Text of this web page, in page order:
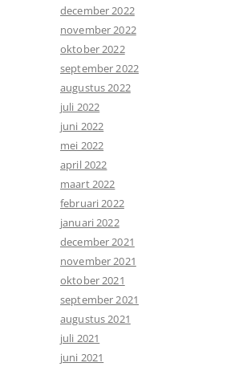
december 2022
november 2022
oktober 2022
september 2022
augustus 2022
juli 2022
juni 2022
mei 2022
april 2022
maart 2022
februari 2022
januari 2022
december 2021
november 2021
oktober 2021
september 2021
augustus 2021
juli 2021
juni 2021